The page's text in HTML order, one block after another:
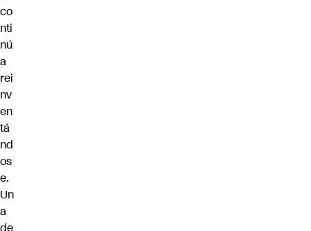
co
nti
nú
a
rei
nv
en
tá
nd
os
e.
Un
a
de